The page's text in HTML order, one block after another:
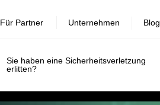
Sie haben eine Sicherheitsverletzung
erlitten?
Für Partner Unternehmen Blog